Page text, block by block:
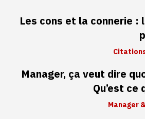
Les cons et la connerie
Manager, ça veut dire
Qu’est ce
Manager